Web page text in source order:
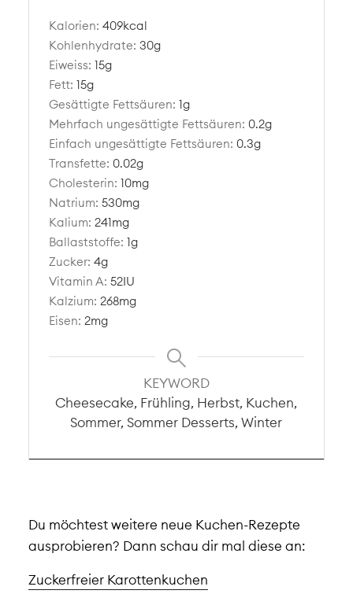
Kalorien:409kcal
Kohlenhydrate:30g
Eiweiss:15g
Fett:15g
Gesättigte Fettsäuren:1g
Mehrfach ungesättigte Fettsäuren: 0.2g
Einfach ungesättigte Fettsäuren: 0.3g
Transfette: 0.02g
Cholesterin:10mg
Natrium:530mg
Kalium:241mg
Ballaststoffe:1g
Zucker:4g
Vitamin A:52IU
Kalzium:268mg
Eisen:2mg
KEYWORD
Cheesecake, Frühling, Herbst, Kuchen,
Sommer, Sommer Desserts, Winter
Du möchtest weitere neue Kuchen-Rezepte
ausprobieren? Dann schau dir mal diese an:
Zuckerfreier Karottenkuchen